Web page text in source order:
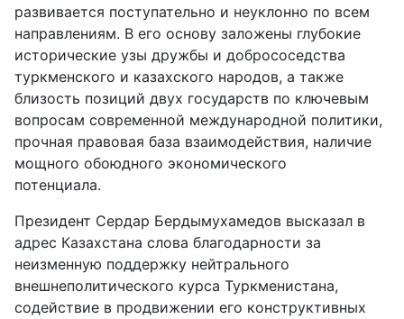
развивается поступательно и неуклонно по всем
направлениям. В его основу заложены глубокие
исторические узы дружбы и добрососедства
туркменского и казахского народов, а также
близость позиций двух государств по ключевым
вопросам современной международной политики,
прочная правовая база взаимодействия, наличие
мощного обоюдного экономического
потенциала.
Президент Сердар Бердымухамедов высказал в
адрес Казахстана слова благодарности за
неизменную поддержку нейтрального
внешнеполитического курса Туркменистана,
содействие в продвижении его конструктивных